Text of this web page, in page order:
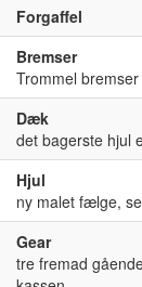
Forgaffel
Bremser
Trommel
Dæk
det bagerste hjul
Hjul
ny malet fælge,
Gear
tre fremad